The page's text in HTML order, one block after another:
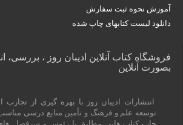
آموزش نحوه ثبت سفارش
دانلود لیست کتابهای چاپ شده
فروشگاه کتاب آنلاین ادیبان روز ، بررسی،
بصورت آنلاین
انتشارات ادیبان روز با بهره گیری از
توسعه علم و فرهنگ و تأمین منابع درسی